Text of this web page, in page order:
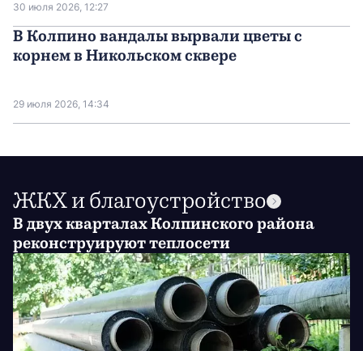
30 июля 2026, 12:27
В Колпино вандалы вырвали цветы с
корнем в Никольском сквере
29 июля 2026, 14:34
ЖКХ и благоустройство
В двух кварталах Колпинского района
реконструируют теплосети